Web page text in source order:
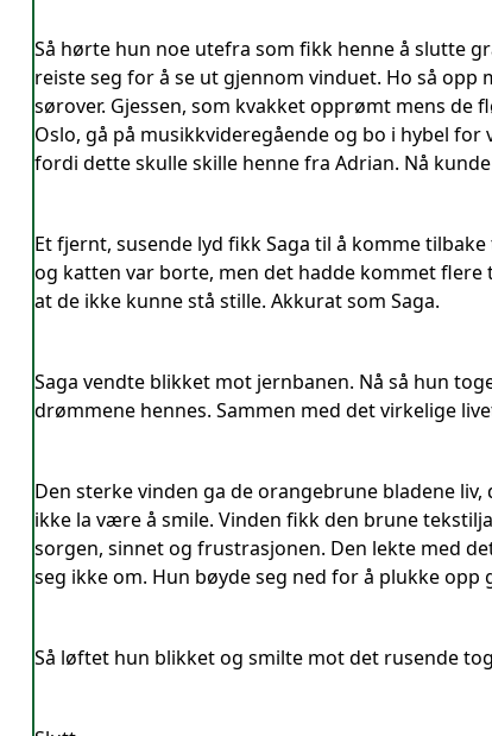
Så hørte hun noe utefra som fikk henne å slutte
reiste seg for å se ut gjennom vinduet. Ho så
sørover. Gjessen, som kvakket opprømt mens de
Oslo, gå på musikkvideregående og bo i hybel for
fordi dette skulle skille henne fra Adrian. Nå
Et fjernt, susende lyd fikk Saga til å komme
og katten var borte, men det hadde kommet
at de ikke kunne stå stille. Akkurat som Saga.
Saga vendte blikket mot jernbanen. Nå så hun
drømmene hennes. Sammen med det virkelige
Den sterke vinden ga de orangebrune bladene
ikke la være å smile. Vinden fikk den brune
sorgen, sinnet og frustrasjonen. Den lekte med
seg ikke om. Hun bøyde seg ned for å plukke
Så løftet hun blikket og smilte mot det rusende